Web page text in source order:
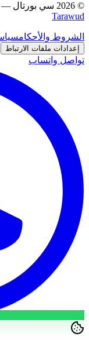
©
2026 سي بورتال —
Tarawud
الشروط والأحكام
إعدادات ملفات الارتباط
تواصل واتساب